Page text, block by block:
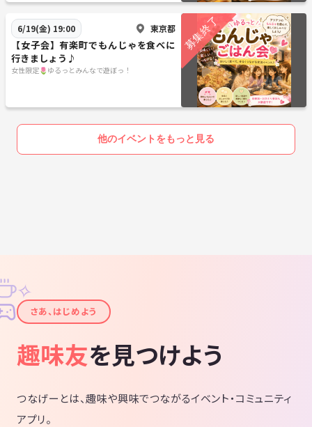
6/19(金) 19:00 東京都
【女子会】有楽町でもんじゃを食べに
行きましょう♪
女性限定🌷ゆるっとみんなで遊ぼっ！
他のイベントをもっと見る
✦
✧
さあ、はじめよう
趣味友を見つけよう
つなげーとは、趣味や興味でつながるイベント・コミュニティ
アプリ。